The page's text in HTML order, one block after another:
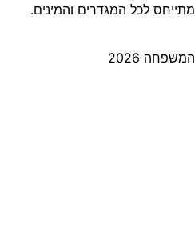
לכל המגדרים והמינים.
2026